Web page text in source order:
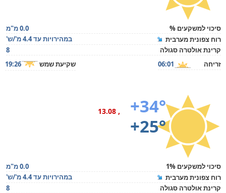
סיכוי למשקעים %
0.0 מ"מ
רוח צפונית מערבית
במהירויות עד 4.4 מ'/ש'
קרינת אולטרה סגולה
8
זריחה
06:01 שקיעת שמש 19:26
+34°
+25°
, 13.08
סיכוי למשקעים 1%
0.0 מ"מ
רוח צפונית מערבית
במהירויות עד 4.4 מ'/ש'
קרינת אולטרה סגולה
8